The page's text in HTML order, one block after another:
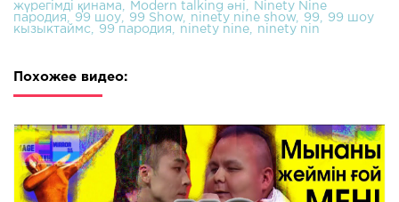
жүрегімді қинама
Modern talking әні
Ninety Nine
пародия
99 шоу 99 Show ninety nine show 99
99 шоу
кызыктаймс
99 пародия ninety nine ninety nin
Похожее видео: